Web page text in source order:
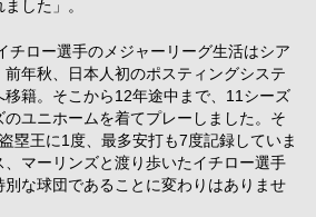
した」。
ロー選手のメジャーリーグ生活はシア
前年秋、日本人初のポスティングシステ
移籍。そこから12年途中まで、11シーズ
ユニホームを着てプレーしました。そ
塁王に1度、最多安打も7度記録していま
マーリンズと渡り歩いたイチロー選手
な球団であることに変わりはありませ